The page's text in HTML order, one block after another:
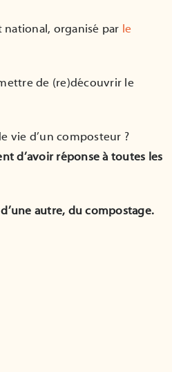
organisé par le
de (re)découvrir le
vie d’un composteur ?
d’avoir réponse à toutes les
autre, du compostage.